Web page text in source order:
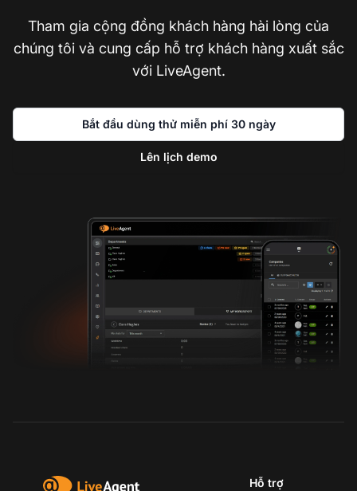
Tham gia cộng đồng khách hàng hài lòng của
chúng tôi và cung cấp hỗ trợ khách hàng xuất sắc
với LiveAgent.
Bắt đầu dùng thử miễn phí 30 ngày
Lên lịch demo
Hỗ trợ